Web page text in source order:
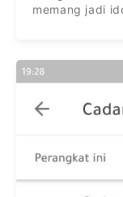
memang jadi